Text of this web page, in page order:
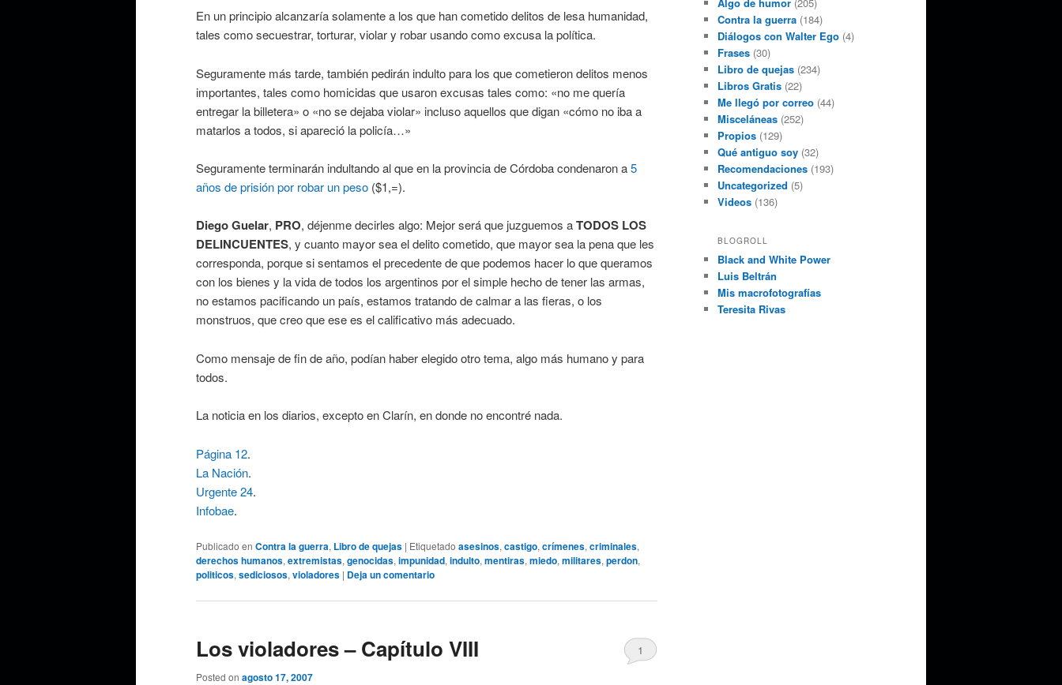
En un principio alcanzaría solamente a los que han cometido delitos de lesa humanidad,
tales como secuestrar, torturar, violar y robar usando como excusa la política.
Seguramente más tarde, también pedirán indulto para los que cometieron delitos menos
importantes, tales como homicidas que usaron excusas tales como: «no me quería
entregar la billetera» o «no se dejaba violar» incluso aquellos que digan «cómo no iba a
matarlos a todos, si apareció la policía…»
Seguramente terminarán indultando al que en la provincia de Córdoba condenaron a5
años de prisión por robar un peso ($1,=).
Diego Guelar, PRO, déjenme decirles algo: Mejor será que juzguemos aTODOS LOS
DELINCUENTES, y cuanto mayor sea el delito cometido, que mayor sea la pena que les
corresponda, porque si sentamos el precedente de que podemos hacer lo que queramos
con los bienes y la vida de todos los argentinos por el simple hecho de tener las armas,
no estamos pacificando un país, estamos tratando de calmar a las fieras, o los
monstruos, que creo que ese es el calificativo más adecuado.
Como mensaje de fin de año, podían haber elegido otro tema, algo más humano y para
todos.
La noticia en los diarios, excepto en Clarín, en donde no encontré nada.
Página 12.
La Nación.
Urgente 24.
Infobae.
Publicado en Contra la guerra, Libro de quejas | Etiquetado asesinos, castigo, crímenes, criminales,
derechos humanos, extremistas, genocidas, impunidad, indulto, mentiras, miedo, militares, perdon,
politicos, sediciosos, violadores | Deja un comentario
Los violadores – Capítulo VIII
Posted on agosto 17, 2007
1
Contra la guerra (184)
Diálogos con Walter Ego (4)
Frases (30)
Libro de quejas (234)
Libros Gratis (22)
Me llegó por correo (44)
Misceláneas (252)
Propios (129)
Qué antiguo soy (32)
Recomendaciones (193)
Uncategorized (5)
Videos (136)
BLOGROLL
Black and White Power
Luis Beltrán
Mis macrofotografías
Teresita Rivas